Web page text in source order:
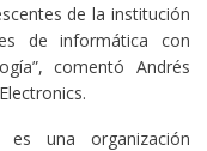
de la institución
de informática con
comentó Andrés
una organización